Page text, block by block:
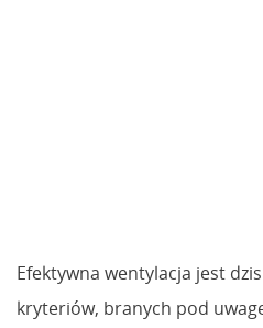
Efektywna wentylacja jest
kryteriów, branych pod